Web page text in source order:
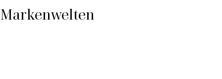
Markenwelten